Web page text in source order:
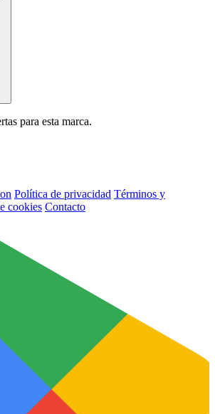
para esta marca.
Política de privacidad Términos y
cookies Contacto